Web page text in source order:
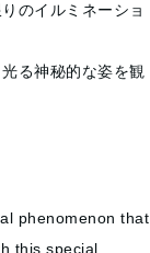
のイルミネーショ
る神秘的な姿を観
phenomenon that
this special